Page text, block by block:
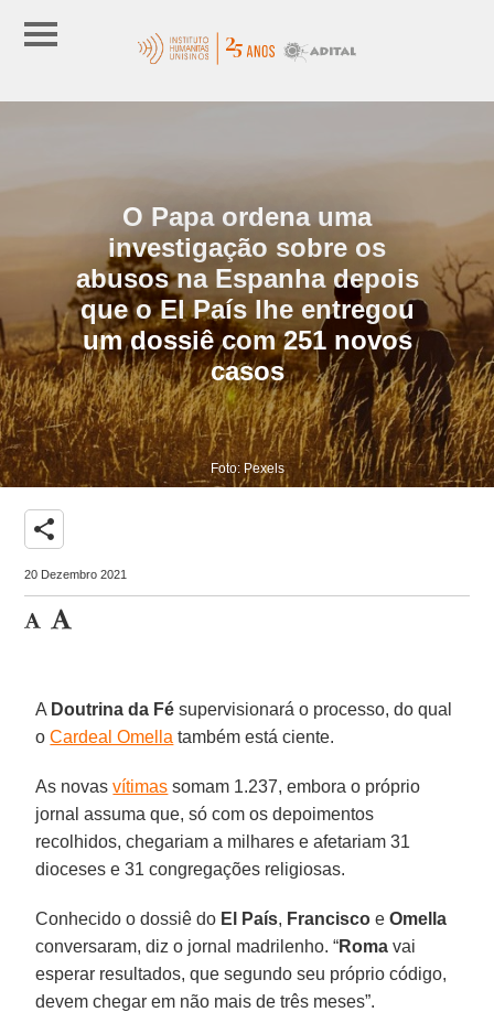
O Papa ordena uma
investigação sobre os
abusos na Espanha depois
que o El País lhe entregou
um dossiê com 251 novos
casos
Foto: Pexels
share
20 Dezembro 2021
A Doutrina da Fé supervisionará o processo, do qual
oCardeal Omella também está ciente.
As novasvítimas somam 1.237, embora o próprio
jornal assuma que, só com os depoimentos
recolhidos, chegariam a milhares e afetariam 31
dioceses e 31 congregações religiosas.
Conhecido o dossiê do El País, Francisco eOmella
conversaram, diz o jornal madrilenho. “Roma vai
esperar resultados, que segundo seu próprio código,
devem chegar em não mais de três meses”.